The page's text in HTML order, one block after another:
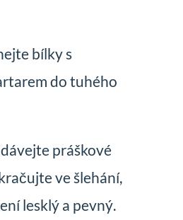
bílky s
do tuhého
práškové
ve šlehání,
lesklý a pevný.